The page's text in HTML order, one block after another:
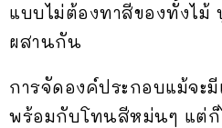
แบบไม่ต้องทาสีของทั้งไม้
ผสานกัน
การจัดองค์ประกอบแม้จะ
พร้อมกับโทนสีหม่นๆ แต่ก็